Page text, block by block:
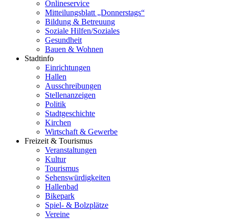
Onlineservice
Mitteilungsblatt „Donnerstags“
Bildung & Betreuung
Soziale Hilfen/Soziales
Gesundheit
Bauen & Wohnen
Stadtinfo
Einrichtungen
Hallen
Ausschreibungen
Stellenanzeigen
Politik
Stadtgeschichte
Kirchen
Wirtschaft & Gewerbe
Freizeit & Tourismus
Veranstaltungen
Kultur
Tourismus
Sehenswürdigkeiten
Hallenbad
Bikepark
Spiel- & Bolzplätze
Vereine